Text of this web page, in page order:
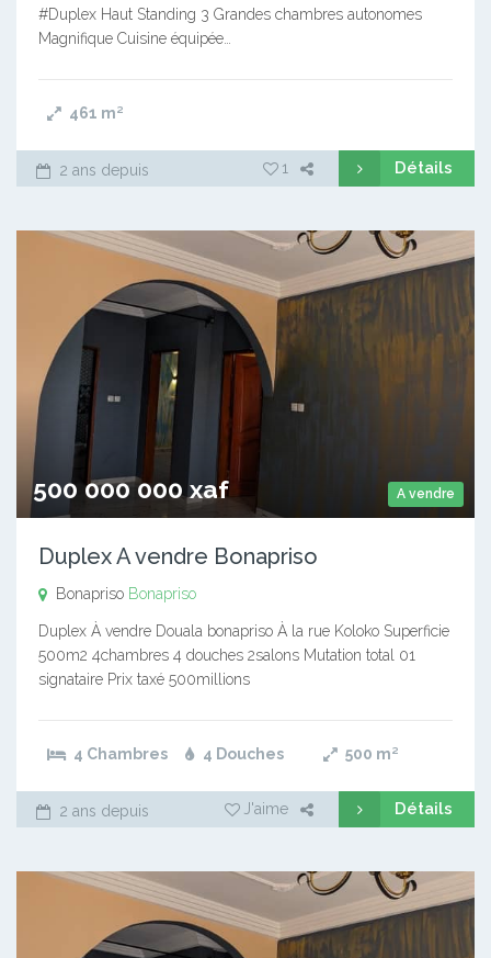
#Duplex Haut Standing 3 Grandes chambres autonomes
Magnifique Cuisine équipée…
461 m²
2 ans depuis 1 Détails
A vendre
500 000 000 xaf
Duplex A vendre Bonapriso
Bonapriso Bonapriso
Duplex À vendre Douala bonapriso À la rue Koloko Superficie
500m2 4chambres 4 douches 2salons Mutation total 01
signataire Prix taxé 500millions
4 Chambres 4 Douches 500 m²
2 ans depuis J'aime Détails